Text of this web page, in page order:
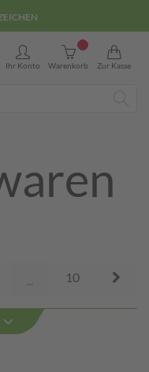
Ihr Konto Warenkorb
0
Zur Kasse
10